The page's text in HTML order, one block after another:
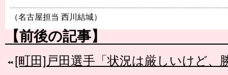
（名古屋担当 西川結城）
【前後の記事】
[町田]戸田選手「状況は厳しいけど、